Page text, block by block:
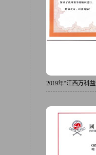
2019年“江西万科
服务先